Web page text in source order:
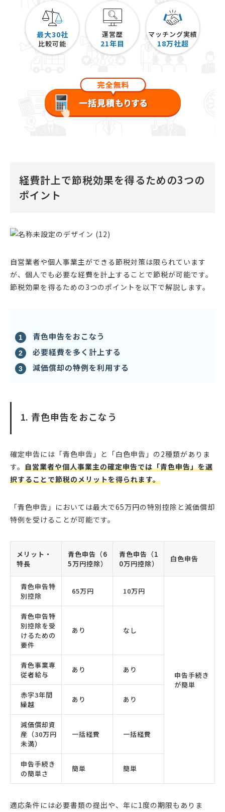
最大30社
比較可能
運営歴
21年目
マッチング実績
18万社超
経費計上で節税効果を得るための3つの
ポイント
自営業者や個人事業主ができる節税対策は限られています
が、個人でも必要な経費を計上することで節税が可能です。
節税効果を得るための3つのポイントを以下で解説します。
青色申告をおこなう
必要経費を多く計上する
減価償却の特例を利用する
1. 青色申告をおこなう
確定申告には「青色申告」と「白色申告」の2種類がありま
す。 自営業者や個人事業主の確定申告では「青色申告」を選
択することで節税のメリットを得られます。
「青色申告」においては最大で65万円の特別控除と減価償却
特例を受けることが可能です。
メリット・
特長
青色申告（6
5万円控除）
青色申告（1
0万円控除）
白色申告
青色申告特
別控除
65万円 10万円
申告手続き
が簡単
青色申告特
別控除を受
けるための
要件
あり なし
青色事業専
従者給与
あり あり
赤字3年間
繰越
あり あり
減価償却資
産（30万円
未満）
一括経費 一括経費
申告手続き
の簡単さ
簡単 簡単
適応条件には必要書類の提出や、年に1度の期限もありま